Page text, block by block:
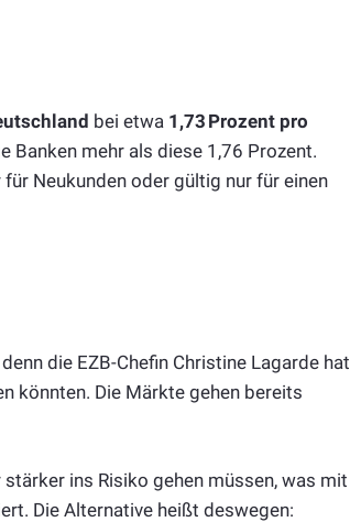
bei etwa 1,73 Prozent pro
Banken mehr als diese 1,76 Prozent.
Neukunden oder gültig nur für einen
die EZB-Chefin Christine Lagarde hat
könnten. Die Märkte gehen bereits
ins Risiko gehen müssen, was mit
Die Alternative heißt deswegen: